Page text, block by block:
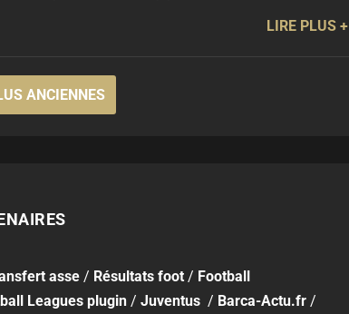
LIRE PLUS
ANCIENNES
asse / Résultats foot / Football
Leagues plugin /Juventus / Barca-Actu.fr /